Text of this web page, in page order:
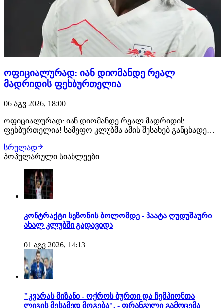
ოფიციალურად: იან დიომანდე რეალ
მადრიდის ფეხბურთელია
06 აგვ 2026, 18:00
ოფიციალურად: იან დიომანდე რეალ მადრიდის
ფეხბურთელია! სამეფო კლუბმა ამის შესახებ განცხადება
ფეხბურთელმა რეალთან კონტრაქტი 2033 წლამდე
გააფორმა, მხარეებს შორის კი €140 მილიონიანი
გარიგება შედგა. მიუხედავად იმისა, რომ დიომანდეს
დამატებას…
სრულად
პოპულარული სიახლეები
კონტრაქტი სეზონის ბოლომდე - პაატა ღუდუშაური
ახალ კლუბში გადავიდა
01 აგვ 2026, 14:13
"კვარას მიზანი - ოქროს ბურთი და ჩემპიონთა
ლიგის მესამედ მოგება", - ფრანგული გამოცემა